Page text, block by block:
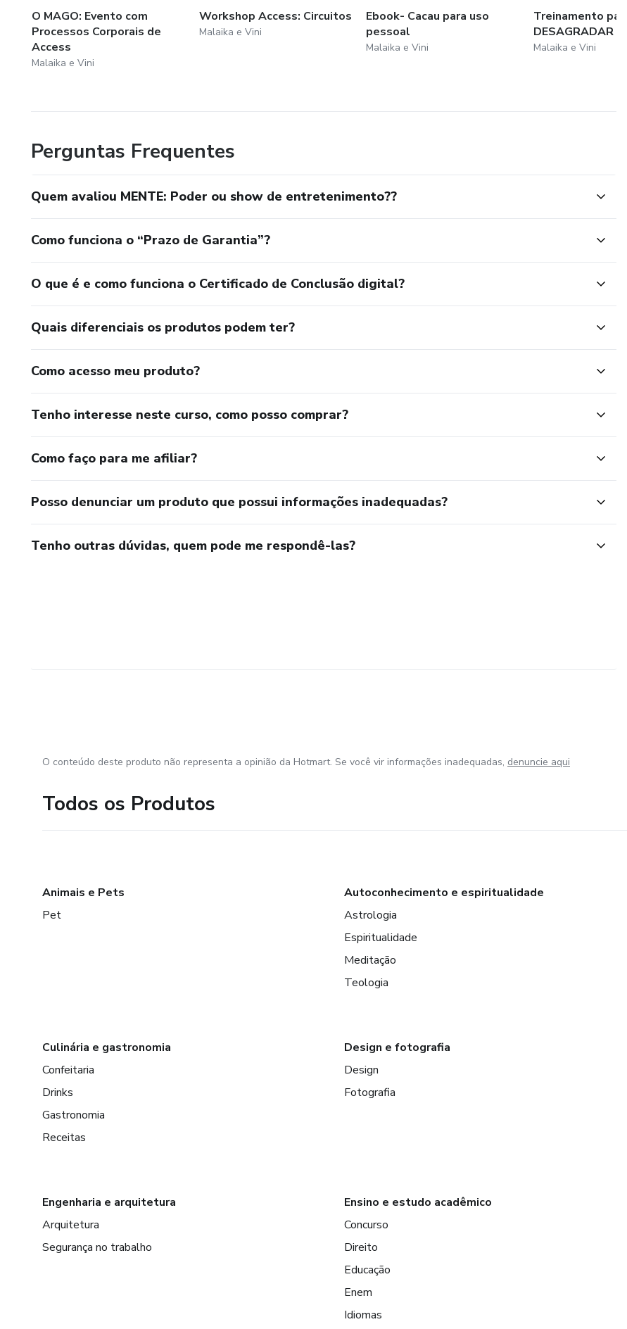
“Transformar o mundo começa dentro.”
O MAGO: Evento com
Processos Corporais de
Access
Malaika e Vini
Workshop Access: Circuitos
Malaika e Vini
Ebook- Cacau para uso
pessoal
Malaika e Vini
Treinamento para
DESAGRADAR
Malaika e Vini
Perguntas Frequentes
Quem avaliou MENTE: Poder ou show de entretenimento??
Como funciona o “Prazo de Garantia”?
O que é e como funciona o Certificado de Conclusão digital?
Quais diferenciais os produtos podem ter?
Como acesso meu produto?
Tenho interesse neste curso, como posso comprar?
Como faço para me afiliar?
Posso denunciar um produto que possui informações inadequadas?
Tenho outras dúvidas, quem pode me respondê-las?
O conteúdo deste produto não representa a opinião da Hotmart. Se você vir informações inadequadas, denuncie aqui
Todos os Produtos
Animais e Pets
Pet
Autoconhecimento e espiritualidade
Astrologia
Espiritualidade
Meditação
Teologia
Culinária e gastronomia
Confeitaria
Drinks
Gastronomia
Receitas
Design e fotografia
Design
Fotografia
Engenharia e arquitetura
Arquitetura
Segurança no trabalho
Ensino e estudo acadêmico
Concurso
Direito
Educação
Enem
Idiomas